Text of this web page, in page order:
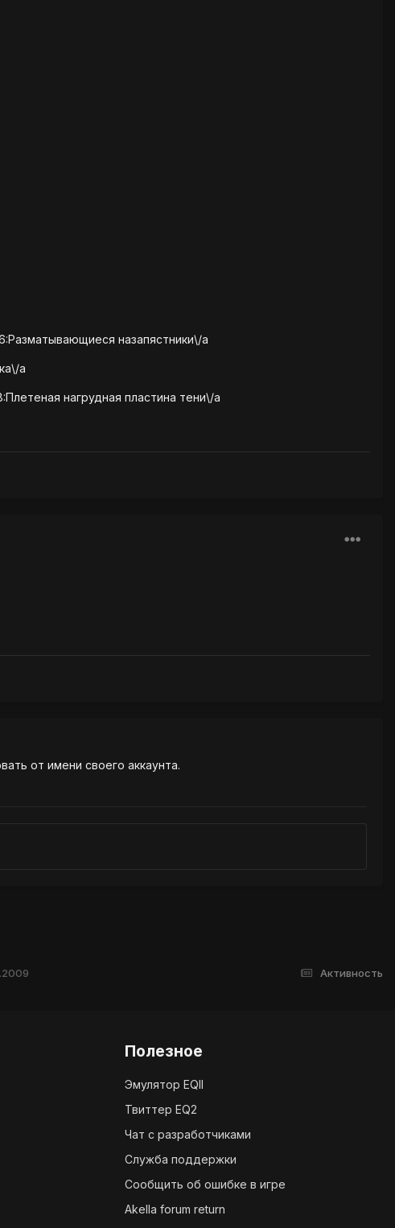
назапястники\/a
a
нагрудная пластина тени\/a
от имени своего аккаунта.
Активность
Полезное
Эмулятор EQII
Твиттер EQ2
Чат с разработчиками
Служба поддержки
Сообщить об ошибке в игре
Akella forum return